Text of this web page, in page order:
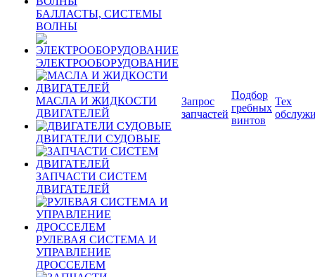
БАЛЛАСТЫ, СИСТЕМЫ
ВОЛНЫ
ЭЛЕКТРООБОРУДОВАНИЕ
МАСЛА И ЖИДКОСТИ
ДВИГАТЕЛЕЙ
ДВИГАТЕЛИ СУДОВЫЕ
ЗАПЧАСТИ СИСТЕМ
ДВИГАТЕЛЕЙ
РУЛЕВАЯ СИСТЕМА И
УПРАВЛЕНИЕ
ДРОССЕЛЕМ
Запрос
запчастей
Подбор
гребных
винтов
Тех